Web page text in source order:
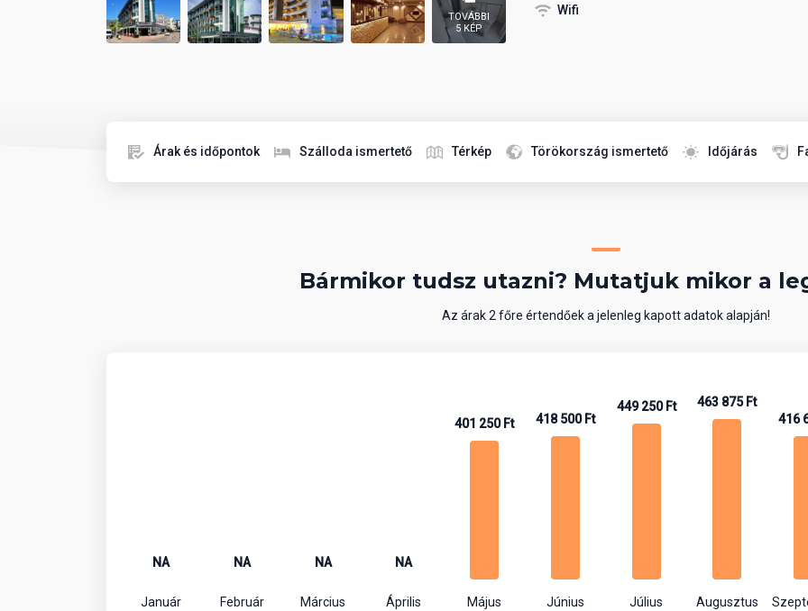
TOVÁBBI
5 KÉP
Wifi
Árak és időpontok Szálloda ismertető Térkép Törökország ismertető Időjárás
Bármikor tudsz utazni? Mutatjuk mikor a
Az árak 2 főre értendőek a jelenleg kapott adatok alapján!
NA
Január
NA
Február
NA
Március
NA
Április
401 250 Ft
Május
418 500 Ft
Június
449 250 Ft
Július
463 875 Ft
Augusztus
416